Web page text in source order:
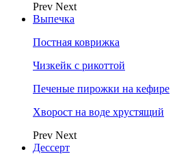
Prev Next
Выпечка
Постная коврижка
Чизкейк с рикоттой
Печеные пирожки на кефире
Хворост на воде хрустящий
Prev Next
Дессерт